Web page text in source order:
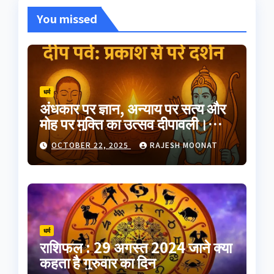
You missed
धर्म
अंधकार पर ज्ञान, अन्याय पर सत्य और
मोह पर मुक्ति का उत्सव दीपावली।
भारतीय परंपरा का यह त्योहार
आत्मप्रकाश का प्रतीक है
OCTOBER 22, 2025 RAJESH MOONAT
धर्म
राशिफल : 29 अगस्त 2024 जाने क्या
कहता है गुरुवार का दिन